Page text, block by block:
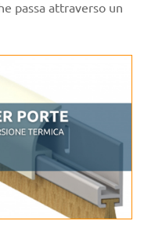
passa attraverso un